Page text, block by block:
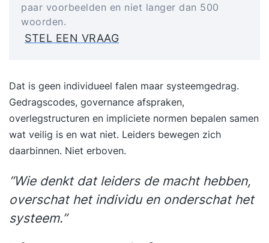
paar voorbeelden en niet langer dan 500
woorden.
STEL EEN VRAAG
Dat is geen individueel falen maar systeemgedrag.
Gedragscodes, governance afspraken,
overlegstructuren en impliciete normen bepalen samen
wat veilig is en wat niet. Leiders bewegen zich
daarbinnen. Niet erboven.
“Wie denkt dat leiders de macht hebben,
overschat het individu en onderschat het
systeem.”